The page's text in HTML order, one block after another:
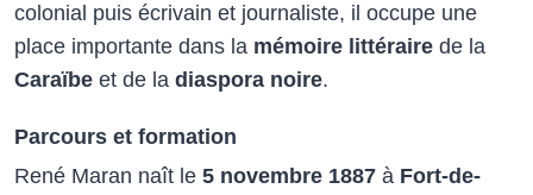
colonial puis écrivain et journaliste, il occupe une
place importante dans la mémoire littéraire de la
Caraïbe et de la diaspora noire.​
Parcours et formation
René Maran naît le 5 novembre 1887 à Fort-de-